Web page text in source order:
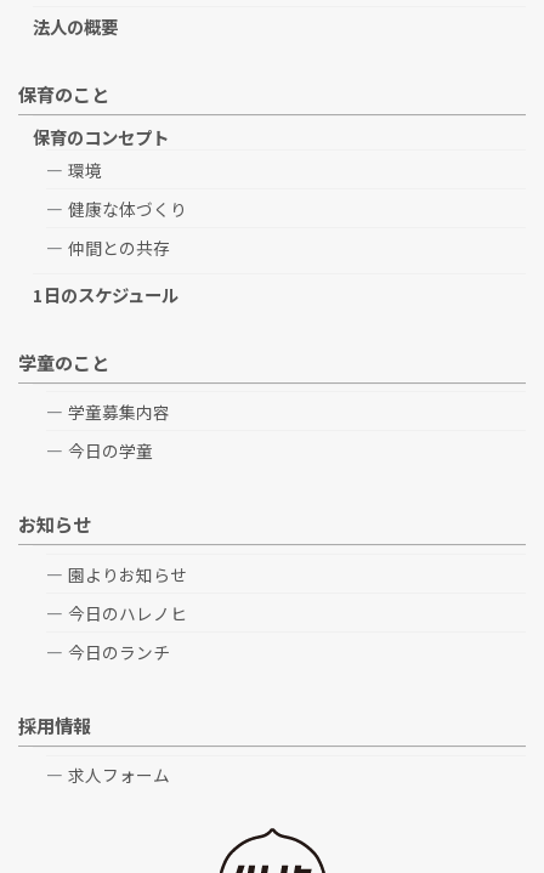
法人の概要
保育のこと
保育のコンセプト
環境
健康な体づくり
仲間との共存
1日のスケジュール
学童のこと
学童募集内容
今日の学童
お知らせ
園よりお知らせ
今日のハレノヒ
今日のランチ
採用情報
求人フォーム